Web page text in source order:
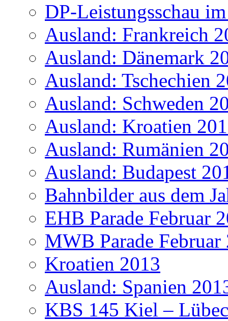
DP-Leistungsschau
Ausland: Frankreich
Ausland: Dänemark
Ausland: Tschechien
Ausland: Schweden
Ausland: Kroatien
Ausland: Rumänien
Ausland: Budapest
Bahnbilder aus dem
EHB Parade Februar
MWB Parade Februar
Kroatien 2013
Ausland: Spanien
KBS 145 Kiel –